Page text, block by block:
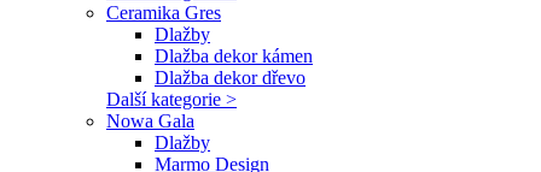
Ceramika Gres
Dlažby
Dlažba dekor kámen
Dlažba dekor dřevo
Další kategorie >
Nowa Gala
Dlažby
Marmo Design